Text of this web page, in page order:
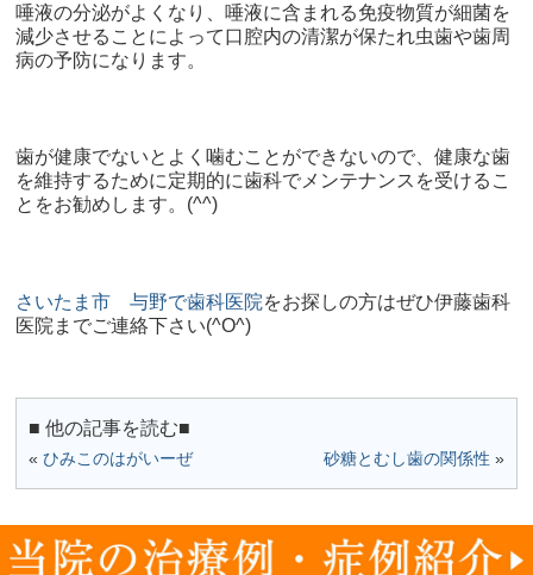
唾液の分泌がよくなり、唾液に含まれる免疫物質が細菌を
減少させることによって口腔内の清潔が保たれ虫歯や歯周
病の予防になります。
歯が健康でないとよく噛むことができないので、健康な歯
を維持するために定期的に歯科でメンテナンスを受けるこ
とをお勧めします。 (^^)
さいたま市 与野で歯科医院をお探しの方はぜひ伊藤歯科
医院までご連絡下さい(^O^)
■ 他の記事を読む■
«ひみこのはがいーぜ 砂糖とむし歯の関係性 »